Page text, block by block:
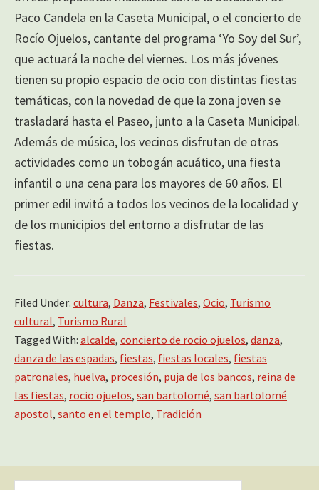
Paco Candela en la Caseta Municipal, o el concierto de
Rocío Ojuelos, cantante del programa ‘Yo Soy del Sur’,
que actuará la noche del viernes. Los más jóvenes
tienen su propio espacio de ocio con distintas fiestas
temáticas, con la novedad de que la zona joven se
trasladará hasta el Paseo, junto a la Caseta Municipal.
Además de música, los vecinos disfrutan de otras
actividades como un tobogán acuático, una fiesta
infantil o una cena para los mayores de 60 años. El
primer edil invitó a todos los vecinos de la localidad y
de los municipios del entorno a disfrutar de las
fiestas.
Filed Under: cultura, Danza, Festivales, Ocio, Turismo
cultural, Turismo Rural
Tagged With: alcalde, concierto de rocio ojuelos, danza,
danza de las espadas, fiestas, fiestas locales, fiestas
patronales, huelva, procesión, puja de los bancos, reina de
las fiestas, rocio ojuelos, san bartolomé, san bartolomé
apostol, santo en el templo, Tradición
Sidebar